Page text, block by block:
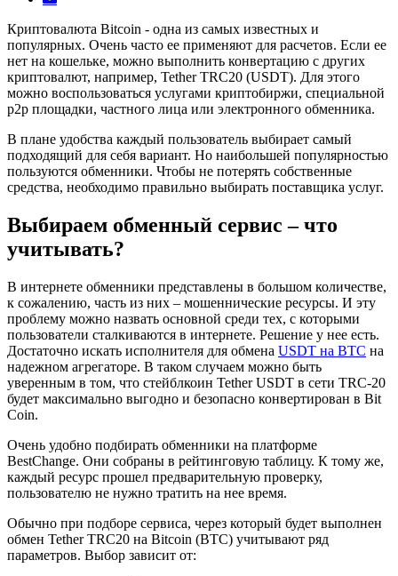
Криптовалюта Bitcoin - одна из самых известных и
популярных. Очень часто ее применяют для расчетов. Если ее
нет на кошельке, можно выполнить конвертацию с других
криптовалют, например, Tether TRC20 (USDT). Для этого
можно воспользоваться услугами криптобиржи, специальной
р2р площадки, частного лица или электронного обменника.
В плане удобства каждый пользователь выбирает самый
подходящий для себя вариант. Но наибольшей популярностью
пользуются обменники. Чтобы не потерять собственные
средства, необходимо правильно выбирать поставщика услуг.
Выбираем обменный сервис – что
учитывать?
В интернете обменники представлены в большом количестве,
к сожалению, часть из них – мошеннические ресурсы. И эту
проблему можно назвать основной среди тех, с которыми
пользователи сталкиваются в интернете. Решение у нее есть.
Достаточно искать исполнителя для обмена USDT на BTC на
надежном агрегаторе. В таком случаем можно быть
уверенным в том, что стейблкоин Tether USDT в сети TRC-20
будет максимально выгодно и безопасно конвертирован в Bit
Coin.
Очень удобно подбирать обменники на платформе
BestChange. Они собраны в рейтинговую таблицу. К тому же,
каждый ресурс прошел предварительную проверку,
пользователю не нужно тратить на нее время.
Обычно при подборе сервиса, через который будет выполнен
обмен Tether TRC20 на Bitcoin (BTC) учитывают ряд
параметров. Выбор зависит от: